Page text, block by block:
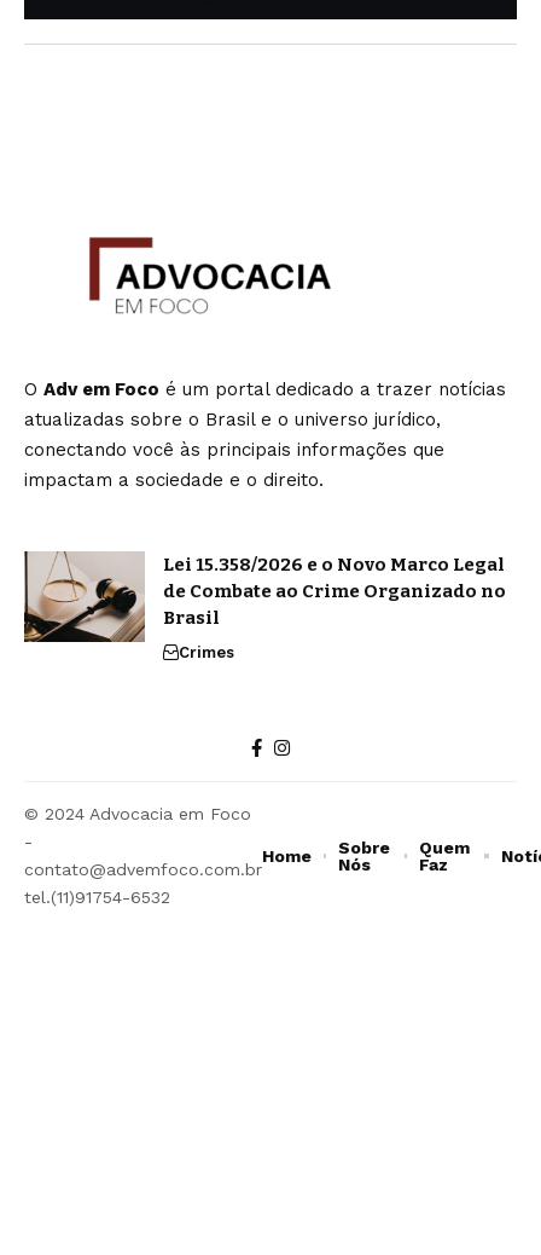
O Adv em Foco é um portal dedicado a trazer notícias
atualizadas sobre o Brasil e o universo jurídico,
conectando você às principais informações que
impactam a sociedade e o direito.
Lei 15.358/2026 e o Novo Marco Legal
de Combate ao Crime Organizado no
Brasil
Crimes
© 2024 Advocacia em Foco
-
contato@advemfoco.com.br
tel.(11)91754-6532
Home
Sobre
Nós
Quem
Faz